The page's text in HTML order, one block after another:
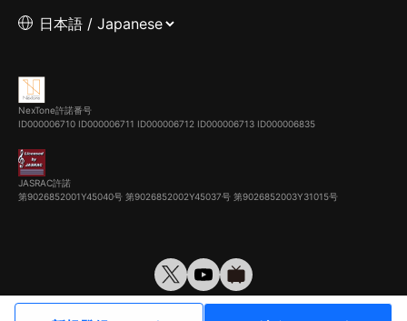
NexTone許諾番号
ID000006710 ID000006711 ID000006712 ID000006713 ID000006835
JASRAC許諾
第9026852001Y45040号 第9026852002Y45037号 第9026852003Y31015号
© VirtualCast, Inc. All rights reserved.